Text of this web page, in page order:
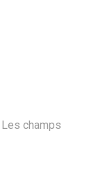
Les champs